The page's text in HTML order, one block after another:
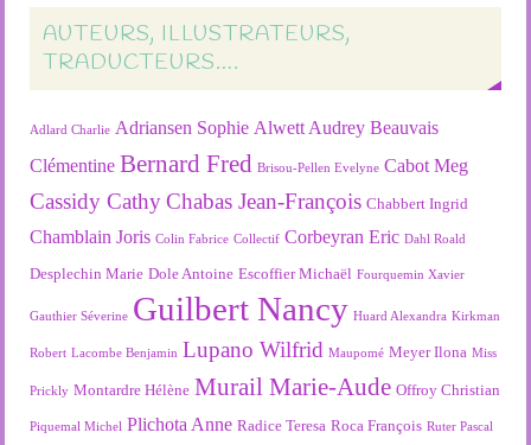
AUTEURS, ILLUSTRATEURS,
TRADUCTEURS….
Adlard Charlie Adriansen Sophie Alwett Audrey Beauvais
Clémentine Bernard Fred Brisou-Pellen Evelyne Cabot Meg
Cassidy Cathy Chabas Jean-François Chabbert Ingrid
Chamblain Joris Colin Fabrice Collectif Corbeyran Eric Dahl Roald
Desplechin Marie Dole Antoine Escoffier Michaël Fourquemin Xavier
Gauthier Séverine Guilbert Nancy Huard Alexandra Kirkman
Robert Lacombe Benjamin Lupano Wilfrid Maupomé Meyer Ilona Miss
Prickly Montardre Hélène Murail Marie-Aude Offroy Christian
Piquemal Michel Plichota Anne Radice Teresa Roca François Ruter Pascal